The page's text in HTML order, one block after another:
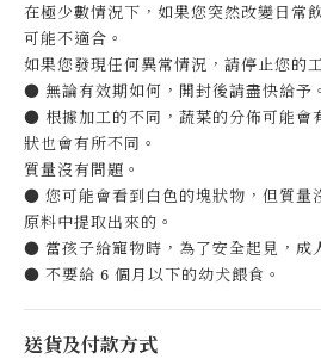
在極少數情況下，如果您突然改變日常
可能不適合。
如果您發現任何異常情況，請停止您的
● 無論有效期如何，開封後請盡快給予。
● 根據加工的不同，蔬菜的分佈可能會
狀也會有所不同。
質量沒有問題。
● 您可能會看到白色的塊狀物，但質量
原料中提取出來的。
● 當孩子給寵物時，為了安全起見，成
● 不要給 6 個月以下的幼犬餵食。
送貨及付款方式